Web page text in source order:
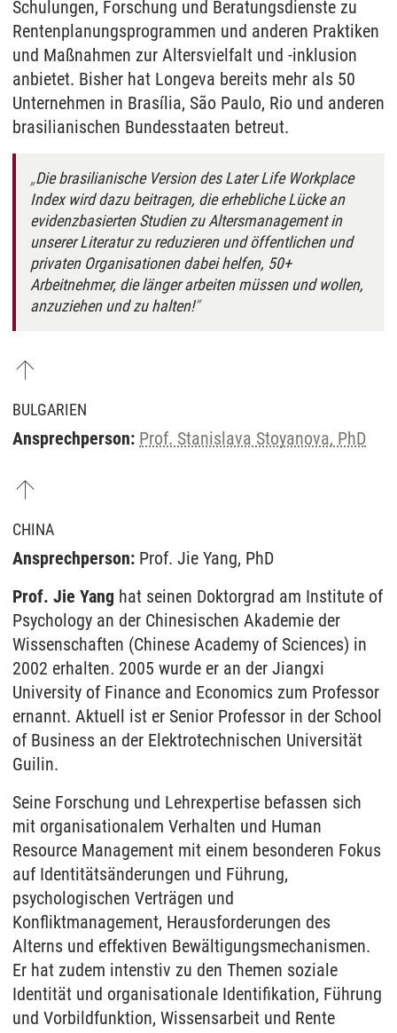
Schulungen, Forschung und Beratungsdienste zu
Rentenplanungsprogrammen und anderen Praktiken
und Maßnahmen zur Altersvielfalt und -inklusion
anbietet. Bisher hat Longeva bereits mehr als 50
Unternehmen in Brasília, São Paulo, Rio und anderen
brasilianischen Bundesstaaten betreut.
Die brasilianische Version des Later Life Workplace
Index wird dazu beitragen, die erhebliche Lücke an
evidenzbasierten Studien zu Altersmanagement in
unserer Literatur zu reduzieren und öffentlichen und
privaten Organisationen dabei helfen, 50+
Arbeitnehmer, die länger arbeiten müssen und wollen,
anzuziehen und zu halten!
BULGARIEN
Ansprechperson: Prof. Stanislava Stoyanova, PhD
CHINA
Ansprechperson: Prof. Jie Yang, PhD
Prof. Jie Yang hat seinen Doktorgrad am Institute of
Psychology an der Chinesischen Akademie der
Wissenschaften (Chinese Academy of Sciences) in
2002 erhalten. 2005 wurde er an der Jiangxi
University of Finance and Economics zum Professor
ernannt. Aktuell ist er Senior Professor in der School
of Business an der Elektrotechnischen Universität
Guilin.
Seine Forschung und Lehrexpertise befassen sich
mit organisationalem Verhalten und Human
Resource Management mit einem besonderen Fokus
auf Identitätsänderungen und Führung,
psychologischen Verträgen und
Konfliktmanagement, Herausforderungen des
Alterns und effektiven Bewältigungsmechanismen.
Er hat zudem intenstiv zu den Themen soziale
Identität und organisationale Identifikation, Führung
und Vorbildfunktion, Wissensarbeit und Rente